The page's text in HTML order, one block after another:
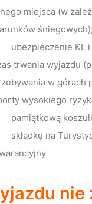
miejsca (w
ubezpieczenie KL i
trwania wyjazdu
w górach
wysokiego
pamiątkową
składkę na
nie